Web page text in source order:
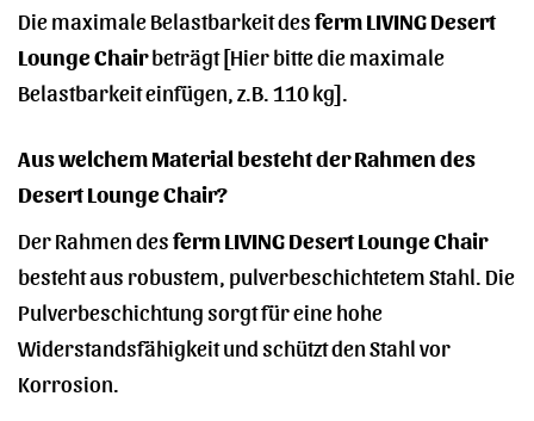
Die maximale Belastbarkeit desferm LIVING Desert
Lounge Chairbeträgt [Hier bitte die maximale
Belastbarkeit einfügen, z.B. 110 kg].
Aus welchem Material besteht der Rahmen des
Desert Lounge Chair?
Der Rahmen desferm LIVING Desert Lounge Chair
besteht aus robustem, pulverbeschichtetem Stahl. Die
Pulverbeschichtung sorgt für eine hohe
Widerstandsfähigkeit und schützt den Stahl vor
Korrosion.